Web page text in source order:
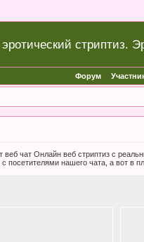
стриптиз.
Форум
веб чат Онлайн веб стриптиз с
нашего чата, а вот в